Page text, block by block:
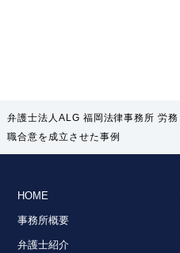
弁護士法人ALG 福岡法律事務所 労務
職合意を成立させた事例
HOME
事務所概要
弁護士紹介